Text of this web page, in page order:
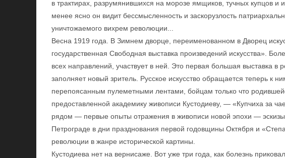
в трактирах, разрумянившихся на морозе ямщиков, тучных купцов и
менее ясно он видит бессмысленность и заскорузлость
уничтожаемого вихрем революции...
Весна 1919 года. В Зимнем дворце, переименованном в Дворец
государственная Свободная выставка произведений искусства».
всех направлений, участвует в ней. Это первая большая выставка
заполняет новый зритель. Русское искусство обращается теперь к
перепоясанным пулеметными лентами, бойцам только что
предоставленной академику живописи Кустодиеву, — «Купчиха за
рядом — первые опыты отражения в живописи новой эпохи —
Петрограде в дни празднования первой годовщины Октября и
революции в жанре исторической картины.
Кустодиева нет на вернисаже. Вот уже три года, как болезнь